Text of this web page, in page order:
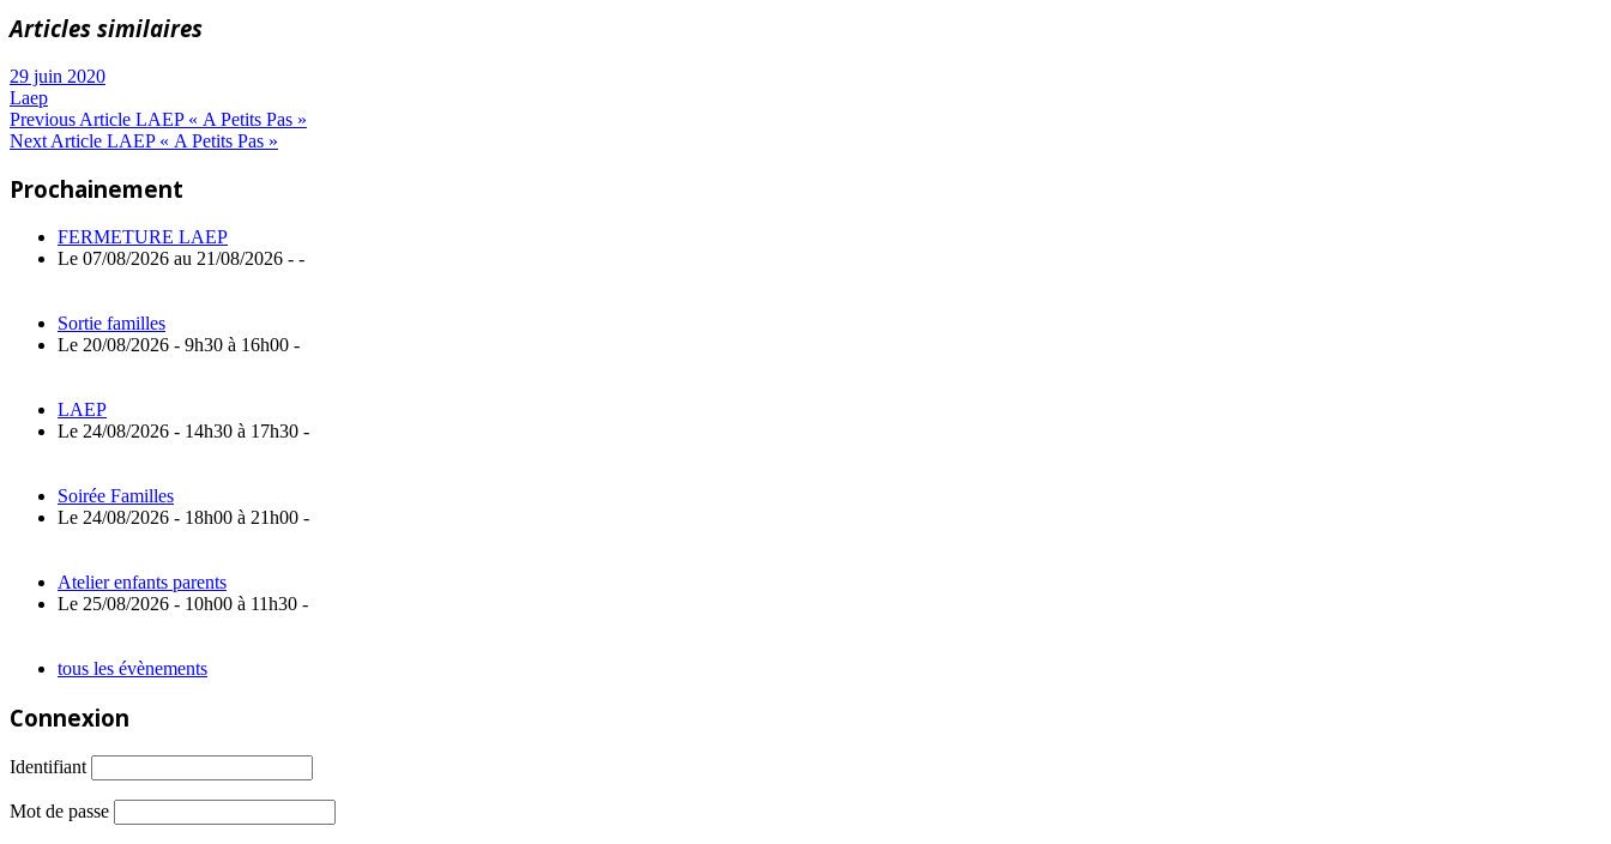
Articles similaires
29 juin 2020
Laep
Navigation
l’article
Previous ArticlePrevious
Post:
LAEP « A Petits Pas »
Next ArticleNext
LAEP « A Petits Pas »
Prochainement
FERMETURE LAEP
Le 07/08/2026 au 21/08/2026 - -
Sortie familles
Le 20/08/2026 - 9h30 à 16h00 -
LAEP
Le 24/08/2026 - 14h30 à 17h30 -
Soirée Familles
Le 24/08/2026 - 18h00 à 21h00 -
Atelier enfants parents
Le 25/08/2026 - 10h00 à 11h30 -
tous les évènements
Connexion
Identifiant
Mot de passe